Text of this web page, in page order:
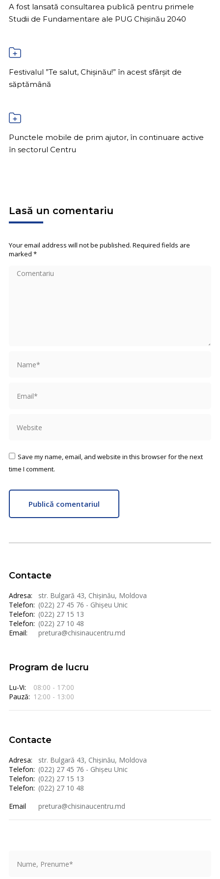
A fost lansată consultarea publică pentru primele
Studii de Fundamentare ale PUG Chișinău 2040
Festivalul ”Te salut, Chișinău!” în acest sfârșit de
săptămână
Punctele mobile de prim ajutor, în continuare active
în sectorul Centru
Lasă un comentariu
Your email address will not be published. Required fields are
marked *
Comentariu
Save my name, email, and website in this browser for the next
time I comment.
Publică comentariul
Contacte
Adresa:
str. Bulgară 43, Chișinău, Moldova
Telefon: (022) 27 45 76 - Ghișeu Unic
Telefon: (022) 27 15 13
Telefon: (022) 27 10 48
Email:
pretura@chisinaucentru.md
Program de lucru
Lu-Vi:
08:00 - 17:00
Pauză: 12:00 - 13:00
Contacte
Adresa:
str. Bulgară 43, Chișinău, Moldova
Telefon: (022) 27 45 76 - Ghișeu Unic
Telefon: (022) 27 15 13
Telefon: (022) 27 10 48
Email
pretura@chisinaucentru.md